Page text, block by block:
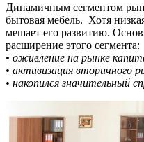
Динамичным сегментом
бытовая мебель. Хотя
мешает его развитию.
расширение этого сегмента:
• оживление на рынке
• активизация вторичного
• накопился значительный